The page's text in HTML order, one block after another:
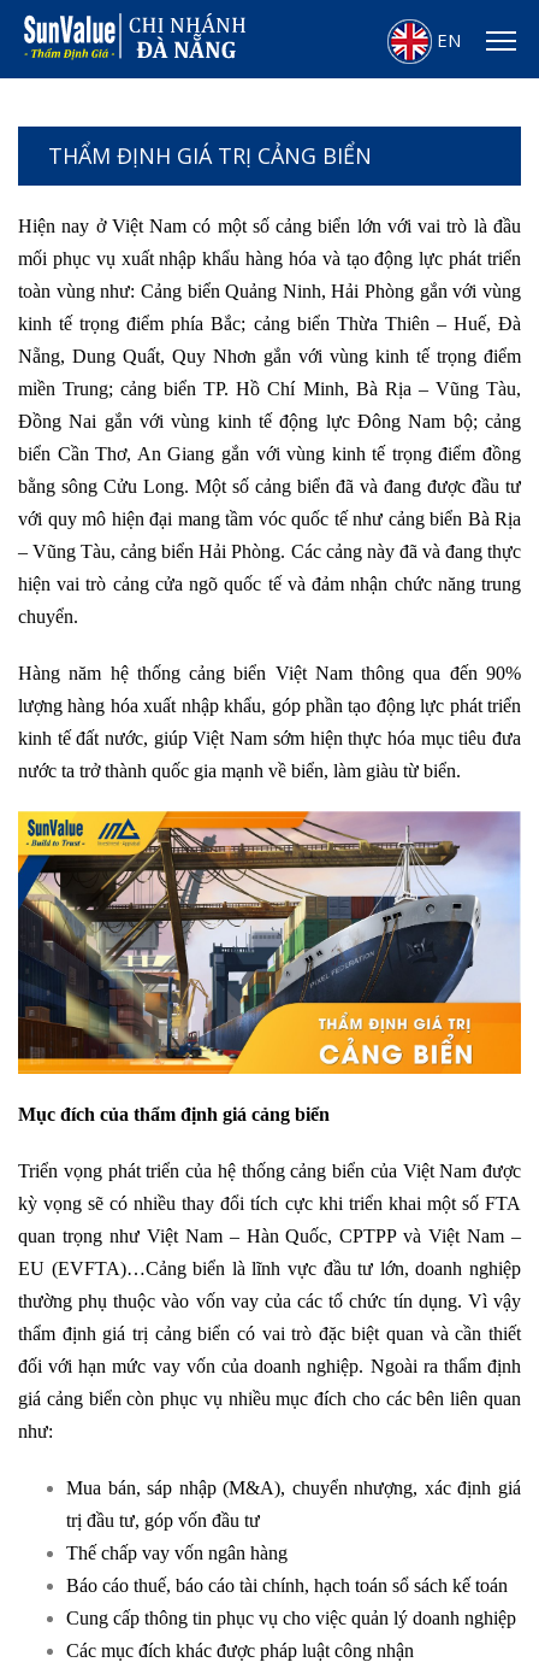
EN
THẨM ĐỊNH GIÁ TRỊ CẢNG BIỂN
Hiện nay ở Việt Nam có một số cảng biển lớn với vai trò là đầu
mối phục vụ xuất nhập khẩu hàng hóa và tạo động lực phát triển
toàn vùng như: Cảng biển Quảng Ninh, Hải Phòng gắn với vùng
kinh tế trọng điểm phía Bắc; cảng biển Thừa Thiên – Huế, Đà
Nẵng, Dung Quất, Quy Nhơn gắn với vùng kinh tế trọng điểm
miền Trung; cảng biển TP. Hồ Chí Minh, Bà Rịa – Vũng Tàu,
Đồng Nai gắn với vùng kinh tế động lực Đông Nam bộ; cảng
biển Cần Thơ, An Giang gắn với vùng kinh tế trọng điểm đồng
bằng sông Cửu Long. Một số cảng biển đã và đang được đầu tư
với quy mô hiện đại mang tầm vóc quốc tế như cảng biển Bà Rịa
– Vũng Tàu, cảng biển Hải Phòng. Các cảng này đã và đang thực
hiện vai trò cảng cửa ngõ quốc tế và đảm nhận chức năng trung
chuyển.
Hàng năm hệ thống cảng biển Việt Nam thông qua đến 90%
lượng hàng hóa xuất nhập khẩu, góp phần tạo động lực phát triển
kinh tế đất nước, giúp Việt Nam sớm hiện thực hóa mục tiêu đưa
nước ta trở thành quốc gia mạnh về biển, làm giàu từ biển.
Mục đích của thẩm định giá cảng biển
Triển vọng phát triển của hệ thống cảng biển của Việt Nam được
kỳ vọng sẽ có nhiều thay đổi tích cực khi triển khai một số FTA
quan trọng như Việt Nam – Hàn Quốc, CPTPP và Việt Nam –
EU (EVFTA)…Cảng biển là lĩnh vực đầu tư lớn, doanh nghiệp
thường phụ thuộc vào vốn vay của các tổ chức tín dụng. Vì vậy
thẩm định giá trị cảng biển có vai trò đặc biệt quan và cần thiết
đối với hạn mức vay vốn của doanh nghiệp. Ngoài ra thẩm định
giá cảng biển còn phục vụ nhiều mục đích cho các bên liên quan
như:
Mua bán, sáp nhập (M&A), chuyển nhượng, xác định giá
trị đầu tư, góp vốn đầu tư
Thế chấp vay vốn ngân hàng
Báo cáo thuế, báo cáo tài chính, hạch toán sổ sách kế toán
Cung cấp thông tin phục vụ cho việc quản lý doanh nghiệp
Các mục đích khác được pháp luật công nhận